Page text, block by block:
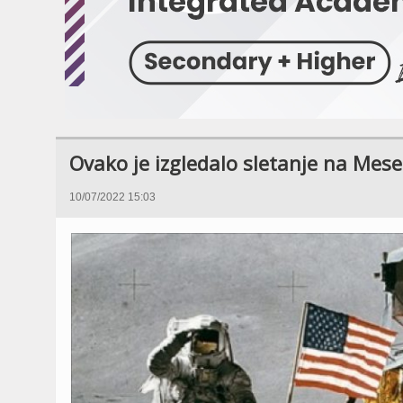
Ovako je izgledalo sletanje na
10/07/2022 15:03